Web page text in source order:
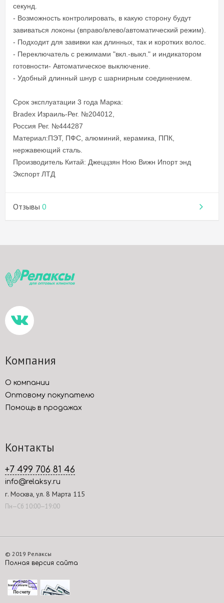
секунд.
- Возможность контролировать, в какую сторону будут
завиваться локоны (вправо/влево/автоматический режим).
- Подходит для завивки как длинных, так и коротких волос.
- Переключатель с режимами "вкл.-выкл." и индикатором
готовности- Автоматическое выключение.
- Удобный длинный шнур с шарнирным соединением.
Срок эксплуатации 3 года Марка:
Bradex Израиль-Рег. №204012,
Россия Рег. №444287
Материал:ПЭТ, ПФС, алюминий, керамика, ППК,
нержавеющий сталь.
Производитель Китай: Джеццзян Ною Вижн Ипорт энд
Экспорт ЛТД
Отзывы 0
Компания
О компании
Оптовому покупателю
Помощь в продажах
Контакты
+7 499 706 81 46
info@relaksy.ru
г. Москва, ул. 8 Марта 115
Пн—Сб 10:00—19:00
© 2019 Релаксы
Полная версия сайта